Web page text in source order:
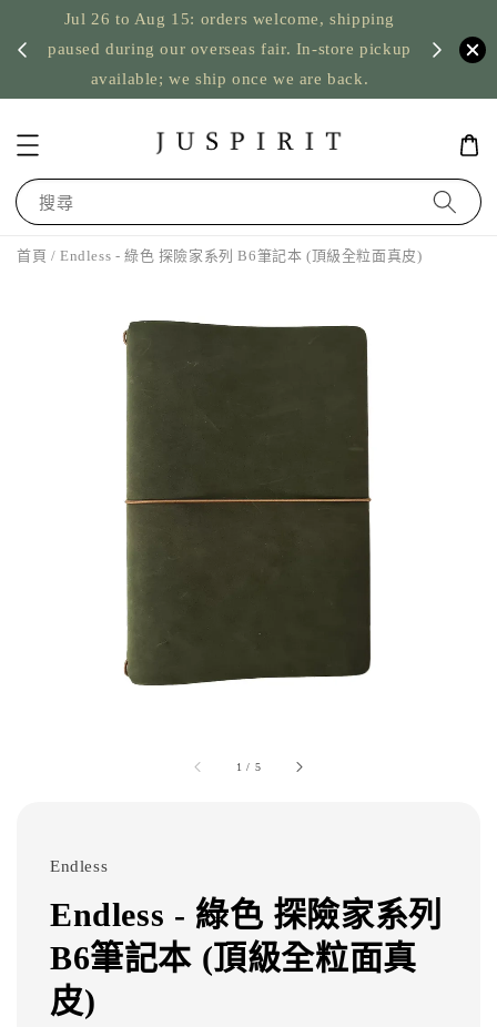
Jul 26 to Aug 15: orders welcome, shipping
paused during our overseas fair. In-store pickup
available; we ship once we are back.
US
搜尋
首頁 / Endless - 綠色 探險家系列 B6筆記本 (頂級全粒面真皮)
1 / 5
Endless
Endless - 綠色 探險家系列
B6筆記本 (頂級全粒面真
皮)